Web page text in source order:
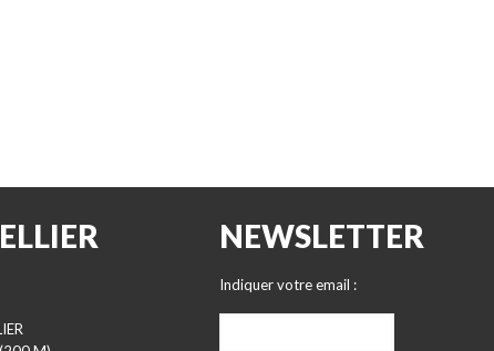
NEWSLETTER
Indiquer votre email :